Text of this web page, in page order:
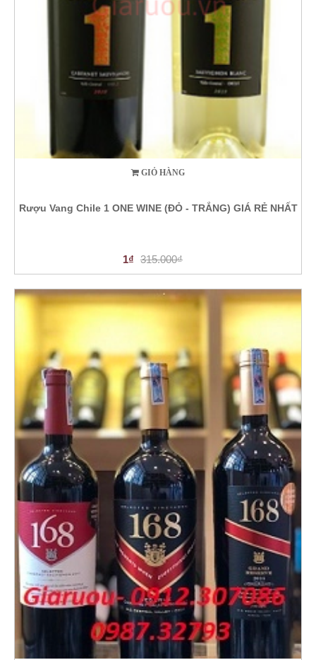
GIỎ HÀNG
Rượu Vang Chile 1 ONE WINE (ĐỎ - TRẮNG) GIÁ RẺ NHẤT
1₫ 315.000₫